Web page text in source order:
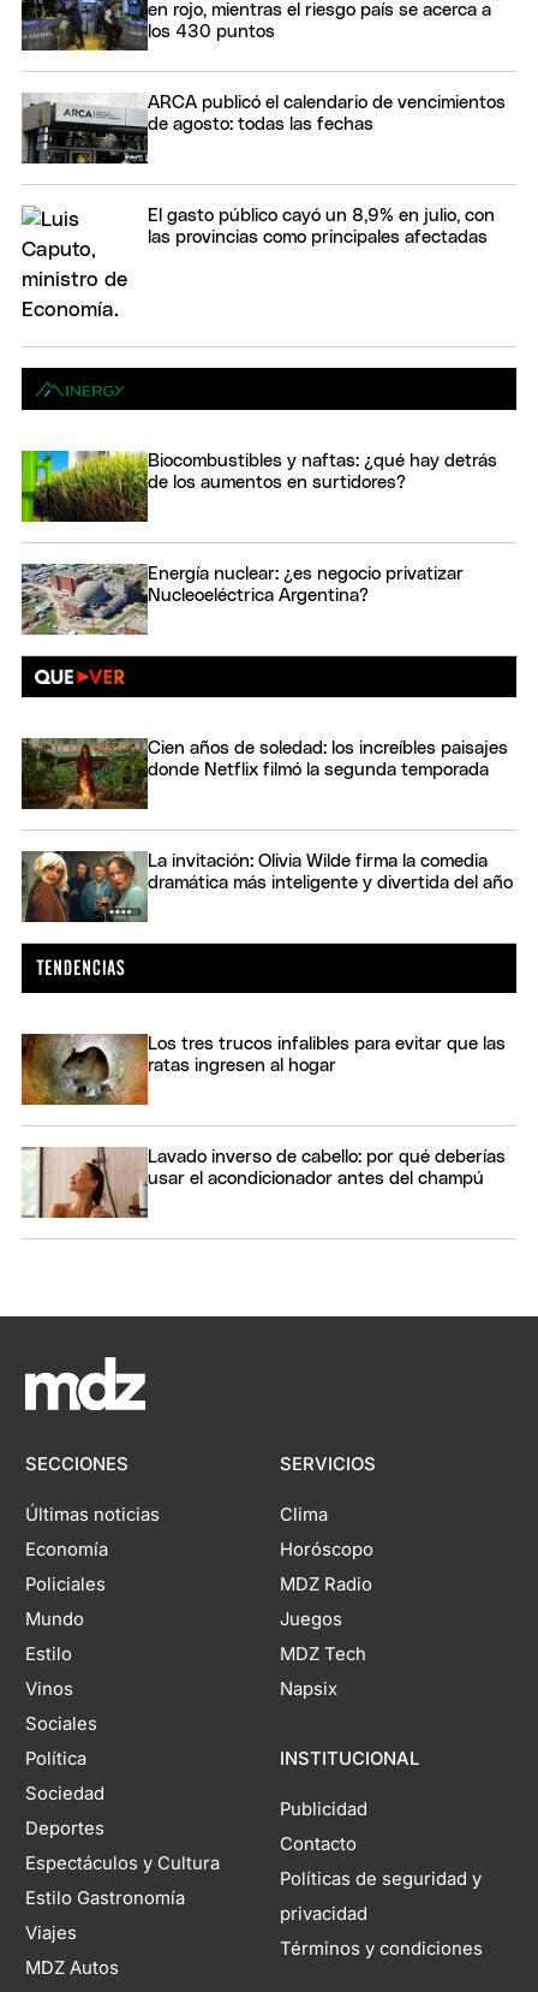
en rojo, mientras el riesgo país se acerca a
los 430 puntos
ARCA publicó el calendario de vencimientos
de agosto: todas las fechas
El gasto público cayó un 8,9% en julio, con
las provincias como principales afectadas
Biocombustibles y naftas: ¿qué hay detrás
de los aumentos en surtidores?
Energía nuclear: ¿es negocio privatizar
Nucleoeléctrica Argentina?
Cien años de soledad: los increíbles paisajes
donde Netflix filmó la segunda temporada
La invitación: Olivia Wilde firma la comedia
dramática más inteligente y divertida del año
Los tres trucos infalibles para evitar que las
ratas ingresen al hogar
Lavado inverso de cabello: por qué deberías
usar el acondicionador antes del champú
SECCIONES
Últimas noticias
Economía
Policiales
Mundo
Estilo
Vinos
Sociales
Política
Sociedad
Deportes
Espectáculos y Cultura
Estilo Gastronomía
Viajes
MDZ Autos
SERVICIOS
Clima
Horóscopo
MDZ Radio
Juegos
MDZ Tech
Napsix
INSTITUCIONAL
Publicidad
Contacto
Políticas de seguridad y
privacidad
Términos y condiciones